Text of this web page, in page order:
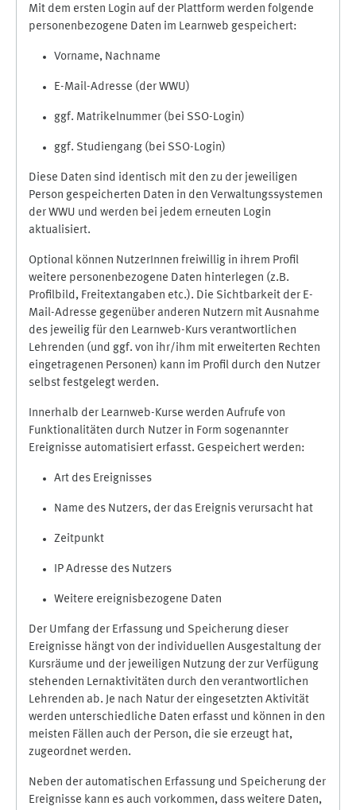
Mit dem ersten Login auf der Plattform werden folgende
personenbezogene Daten im Learnweb gespeichert:
Vorname, Nachname
E-Mail-Adresse (der WWU)
ggf. Matrikelnummer (bei SSO-Login)
ggf. Studiengang (bei SSO-Login)
Diese Daten sind identisch mit den zu der jeweiligen
Person gespeicherten Daten in den Verwaltungssystemen
der WWU und werden bei jedem erneuten Login
aktualisiert.
Optional können NutzerInnen freiwillig in ihrem Profil
weitere personenbezogene Daten hinterlegen (z.B.
Profilbild, Freitextangaben etc.). Die Sichtbarkeit der E-
Mail-Adresse gegenüber anderen Nutzern mit Ausnahme
des jeweilig für den Learnweb-Kurs verantwortlichen
Lehrenden (und ggf. von ihr/ihm mit erweiterten Rechten
eingetragenen Personen) kann im Profil durch den Nutzer
selbst festgelegt werden.
Innerhalb der Learnweb-Kurse werden Aufrufe von
Funktionalitäten durch Nutzer in Form sogenannter
Ereignisse automatisiert erfasst. Gespeichert werden:
Art des Ereignisses
Name des Nutzers, der das Ereignis verursacht hat
Zeitpunkt
IP Adresse des Nutzers
Weitere ereignisbezogene Daten
Der Umfang der Erfassung und Speicherung dieser
Ereignisse hängt von der individuellen Ausgestaltung der
Kursräume und der jeweiligen Nutzung der zur Verfügung
stehenden Lernaktivitäten durch den verantwortlichen
Lehrenden ab. Je nach Natur der eingesetzten Aktivität
werden unterschiedliche Daten erfasst und können in den
meisten Fällen auch der Person, die sie erzeugt hat,
zugeordnet werden.
Neben der automatischen Erfassung und Speicherung der
Ereignisse kann es auch vorkommen, dass weitere Daten,